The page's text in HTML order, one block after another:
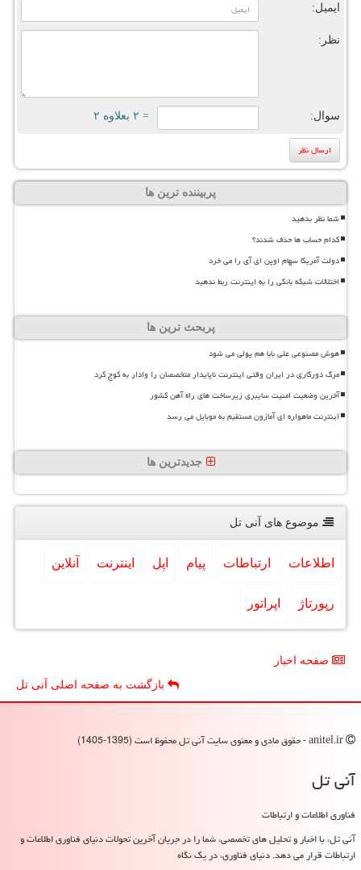
ایمیل:
نظر:
سوال: = ۲ بعلاوه ۲
پربیننده ترین ها
شما نظر بدهید
کدام حساب ها حذف شدند؟
دولت آمریکا سهام اوپن ای آی را می خرد
اختلالات شبکه بانکی را به اینترنت ربط ندهید
پربحث ترین ها
هوش مصنوعی علی بابا هم پولی می شود
مرگ دورکاری در ایران وقتی اینترنت ناپایدار متخصصان را وادار به کوچ کرد
آخرین وضعیت امنیت سایبری زیرساخت های راه آهن کشور
اینترنت ماهواره ای آمازون مستقیم به موبایل می رسد
جدیدترین ها
موضوع های آنی تل
اطلاعات ارتباطات پیام اپل اینترنت آنلاین
رپورتاژ اپراتور
صفحه اخبار
بازگشت به صفحه اصلی آنی تل
آنی تل
فناوری اطلاعات و ارتباطات
آنی تل، با اخبار و تحلیل های تخصصی، شما را در جریان آخرین تحولات دنیای فناوری اطلاعات و
ارتباطات قرار می دهد. دنیای فناوری، در یک نگاه